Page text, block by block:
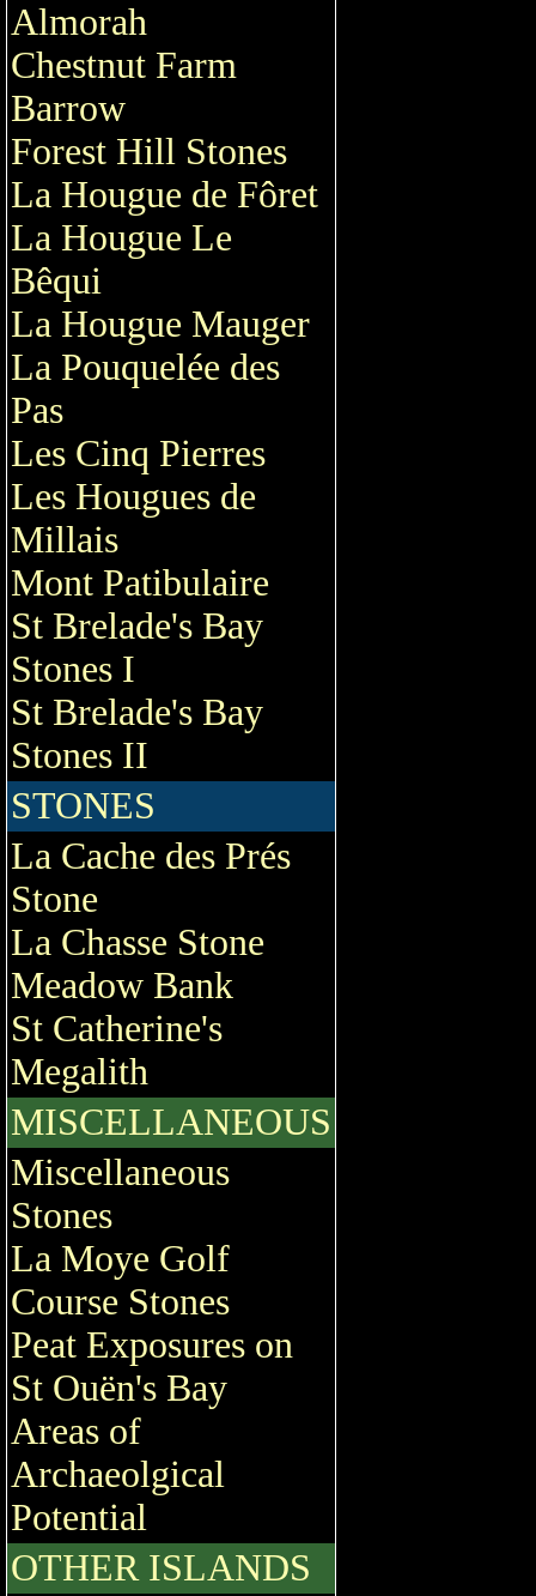
Almorah
Chestnut Farm
Barrow
Forest Hill Stones
La Hougue de Fôret
La Hougue Le
Bêqui
La Hougue Mauger
La Pouquelée des
Pas
Les Cinq Pierres
Les Hougues de
Millais
Mont Patibulaire
St Brelade's Bay
Stones I
St Brelade's Bay
Stones II
STONES
La Cache des Prés
Stone
La Chasse Stone
Meadow Bank
St Catherine's
Megalith
MISCELLANEOUS
Miscellaneous
Stones
La Moye Golf
Course Stones
Peat Exposures on
St Ouën's Bay
Areas of
Archaeolgical
Potential
OTHER ISLANDS